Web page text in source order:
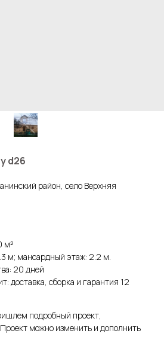
d26
район, село Верхняя
м²
м; мансардный этаж: 2.2 м.
20 дней
доставка, сборка и гарантия 12
подробный проект,
можно изменить и дополнить